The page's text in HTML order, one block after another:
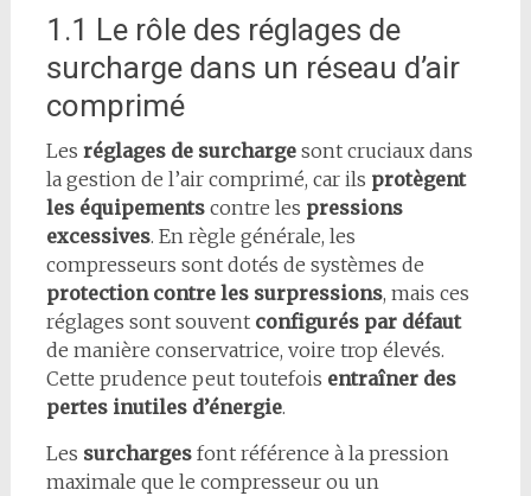
1.1 Le rôle des réglages de
surcharge dans un réseau d’air
comprimé
Les réglages de surchargesont cruciaux dans
la gestion de l’air comprimé, car ils protègent
les équipementscontre les pressions
excessives. En règle générale, les
compresseurs sont dotés de systèmes de
protection contre les surpressions, mais ces
réglages sont souvent configurés par défaut
de manière conservatrice, voire trop élevés.
Cette prudence peut toutefois entraîner des
pertes inutiles d’énergie.
Les surchargesfont référence à la pression
maximale que le compresseur ou un